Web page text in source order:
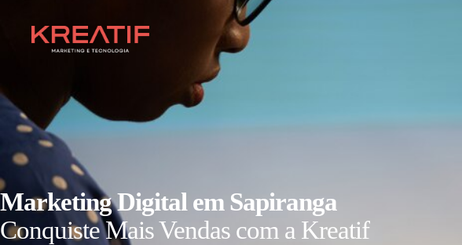
Marketing Digital em Sapiranga
Conquiste Mais Vendas com a Kreatif